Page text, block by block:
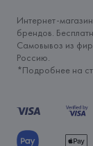
Интернет-
брендов.
Самовывоз из
Россию.
*Подробнее на